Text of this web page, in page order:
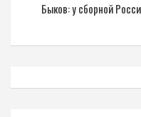
Быков: у сборной